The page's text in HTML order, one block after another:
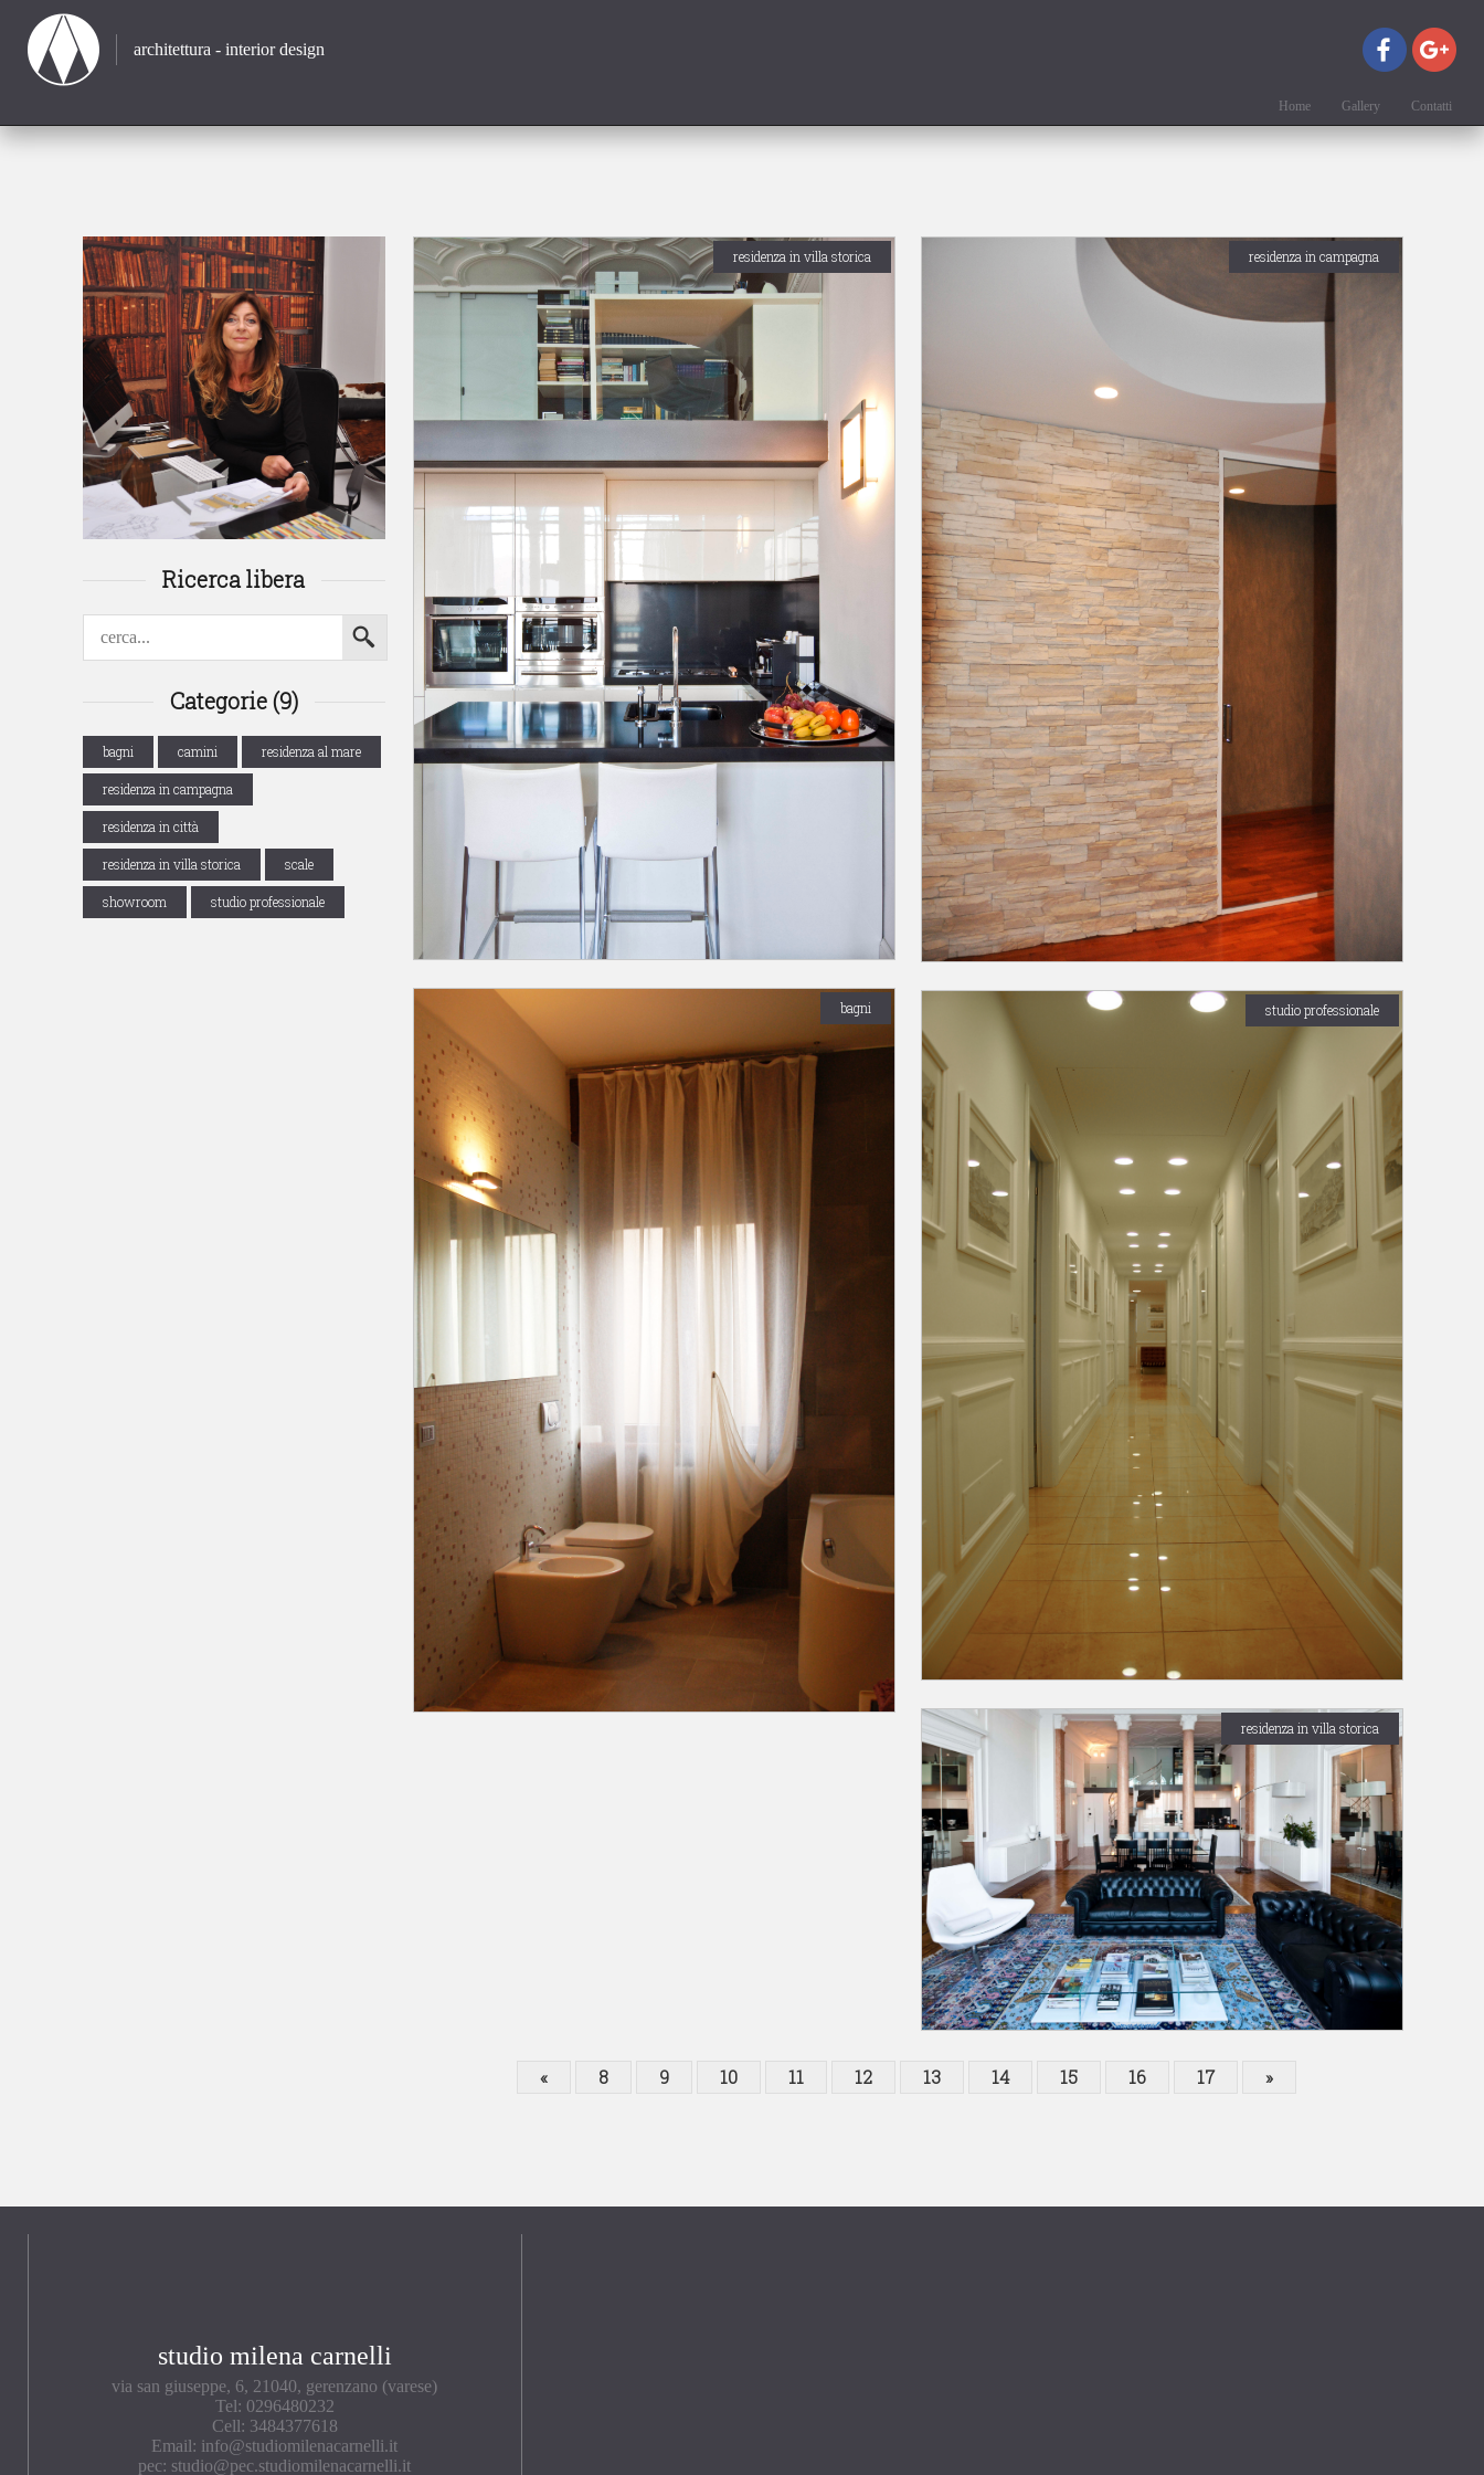
architettura - interior design
Home Gallery Contatti
Ricerca libera
Categorie (9)
bagni camini residenza al mare
residenza in campagna
residenza in città
residenza in villa storica scale
showroom studio professionale
residenza in villa storica residenza in campagna
bagni studio professionale
residenza in villa storica
« 8 9 10 11 12 13 14 15 16 17 »
studio milena carnelli
via san giuseppe, 6, 21040, gerenzano (varese)
Tel: 0296480232
Cell: 3484377618
Email: info@studiomilenacarnelli.it
pec: studio@pec.studiomilenacarnelli.it